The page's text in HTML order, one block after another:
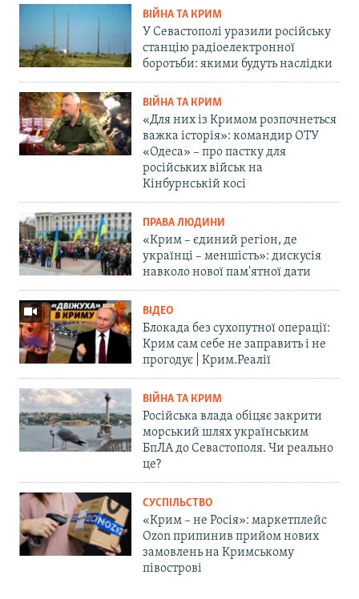
ВІЙНА ТА КРИМ
У Севастополі уразили російську
станцію радіоелектронної
боротьби: якими будуть наслідки
ВІЙНА ТА КРИМ
«Для них із Кримом розпочнеться
важка історія»: командир ОТУ
«Одеса» – про пастку для
російських військ на
Кінбурнській косі
ПРАВА ЛЮДИНИ
«Крим – єдиний регіон, де
українці – меншість»: дискусія
навколо нової пам'ятної дати
ВІДЕО
Блокада без сухопутної операції:
Крим сам себе не заправить і не
прогодує | Крим.Реалії
ВІЙНА ТА КРИМ
Російська влада обіцяє закрити
морський шлях українським
БпЛА до Севастополя. Чи реально
це?
СУСПІЛЬСТВО
«Крим – не Росія»: маркетплейс
Ozon припинив прийом нових
замовлень на Кримському
півострові